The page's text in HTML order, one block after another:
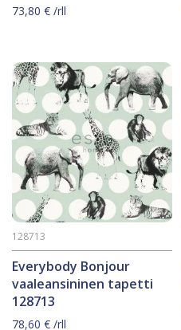
73,80 € /rll
Everybody Bonjour
vaaleansininen tapetti
128713
128713
78,60 € /rll